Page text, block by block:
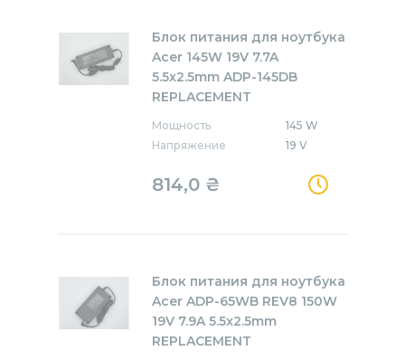
Блок питания для ноутбука
Acer 145W 19V 7.7A
5.5x2.5mm ADP-145DB
REPLACEMENT
Мощность
145 W
Напряжение
19 V
814,0 ₴
Блок питания для ноутбука
Acer ADP-65WB REV8 150W
19V 7.9A 5.5x2.5mm
REPLACEMENT